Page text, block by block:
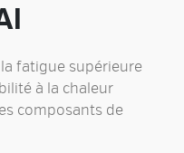
fatigue supérieure
à la chaleur
composants de